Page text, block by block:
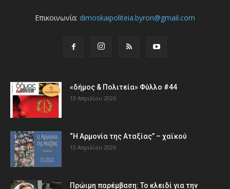
Επικοινωνία: dimoskaipoliteia.byron@gmail.com
«δήμος & Πολιτεία» Φύλλο #44
13 Απριλίου 2026
“Η Αρμονία της Αταξίας” – χαϊκού
13 Απριλίου 2026
Πρώιμη παρέμβαση: Το κλειδί για την